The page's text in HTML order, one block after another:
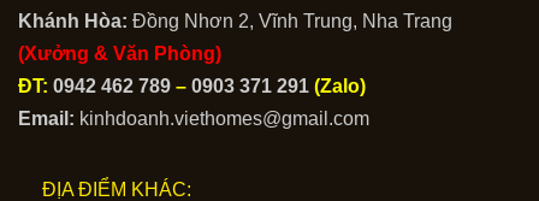
Khánh Hòa: Đồng Nhơn 2, Vĩnh Trung, Nha Trang
(Xưởng & Văn Phòng)
ĐT: 0942 462 789 – 0903 371 291 (Zalo)
Email: kinhdoanh.viethomes@gmail.com
ĐỊA ĐIỂM KHÁC: